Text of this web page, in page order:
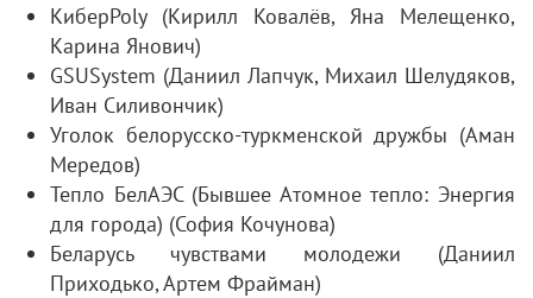
КиберPoly (Кирилл Ковалёв, Яна Мелещенко,
Карина Янович)
GSUSystem (Даниил Лапчук, Михаил Шелудяков,
Иван Силивончик)
Уголок белорусско-туркменской дружбы (Аман
Мередов)
Тепло БелАЭС (Бывшее Атомное тепло: Энергия
для города) (София Кочунова)
Беларусь чувствами молодежи (Даниил
Приходько, Артем Фрайман)